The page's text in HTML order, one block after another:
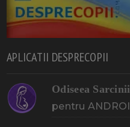
APLICATII DESPRECOPII
Odiseea
pentru